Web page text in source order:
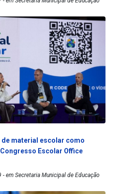
material escolar como
Escolar Office
em Secretaria Municipal de Educação